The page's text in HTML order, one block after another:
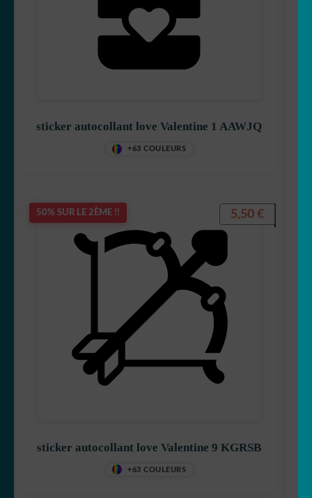
sticker autocollant love Valentine 1 AAWJQ
+63 COULEURS
50% SUR LE 2ÈME !!
sticker autocollant love Valentine 9 KGRSB
+63 COULEURS
5,50 €